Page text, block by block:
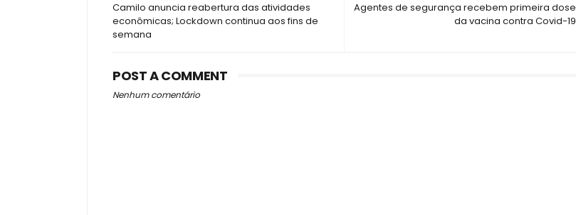
Agentes de segurança recebem primeira dose
da vacina contra Covid-19
Camilo anuncia reabertura das atividades
econômicas; Lockdown continua aos fins de
semana
POST A COMMENT
Nenhum comentário